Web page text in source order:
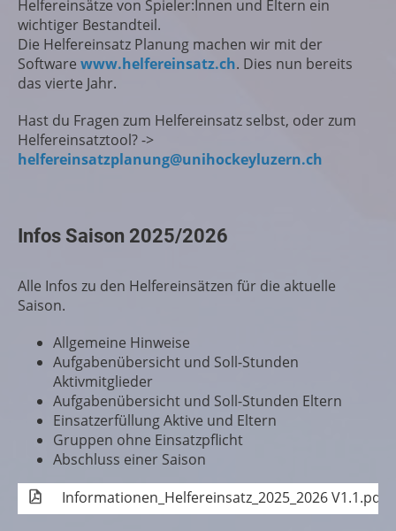
Helfereinsätze von Spieler:Innen und Eltern ein
wichtiger Bestandteil.
Die Helfereinsatz Planung machen wir mit der
Software www.helfereinsatz.ch. Dies nun bereits
das vierte Jahr.
Hast du Fragen zum Helfereinsatz selbst, oder zum
Helfereinsatztool? ->
helfereinsatzplanung@unihockeyluzern.ch
Infos Saison 2025/2026
Alle Infos zu den Helfereinsätzen für die aktuelle
Saison.
Allgemeine Hinweise
Aufgabenübersicht und Soll-Stunden
Aktivmitglieder
Aufgabenübersicht und Soll-Stunden Eltern
Einsatzerfüllung Aktive und Eltern
Gruppen ohne Einsatzpflicht
Abschluss einer Saison
Informationen_Helfereinsatz_2025_2026 V1.1.pdf